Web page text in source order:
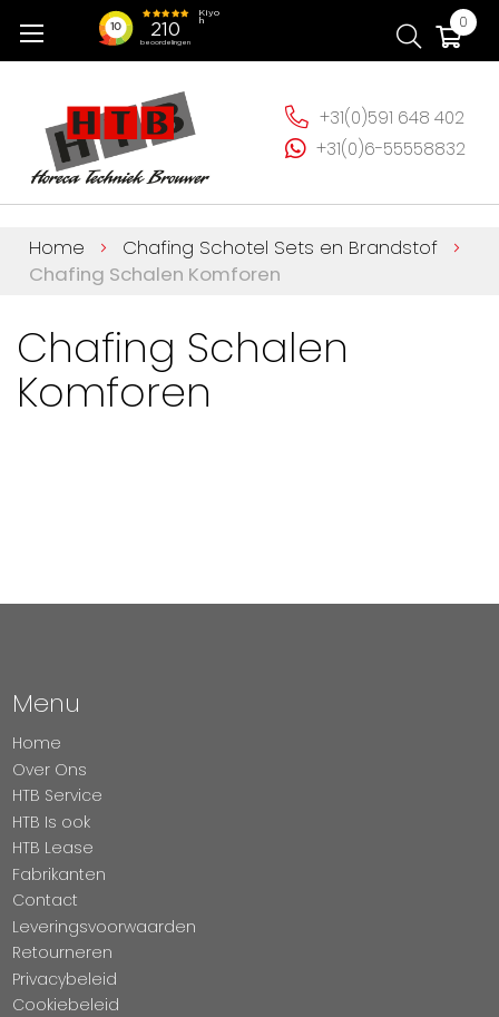
naar
0
+31(0)591 648 402
+31(0)6-55558832
Home
Chafing Schotel Sets en Brandstof
Chafing Schalen Komforen
Chafing Schalen
Komforen
Menu
Home
Over Ons
HTB Service
HTB Is ook
HTB Lease
Fabrikanten
Contact
Leveringsvoorwaarden
Retourneren
Privacybeleid
Cookiebeleid